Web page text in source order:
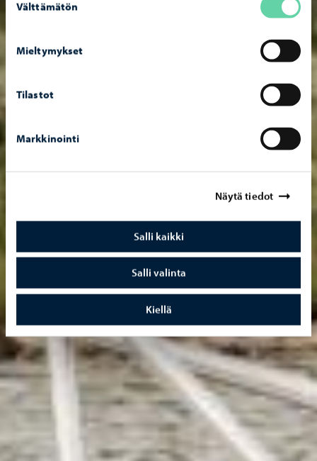
valinta
Välttämätön
Mieltymykset
Tilastot
Markkinointi
Näytä tiedot
Salli kaikki
Salli valinta
Kiellä